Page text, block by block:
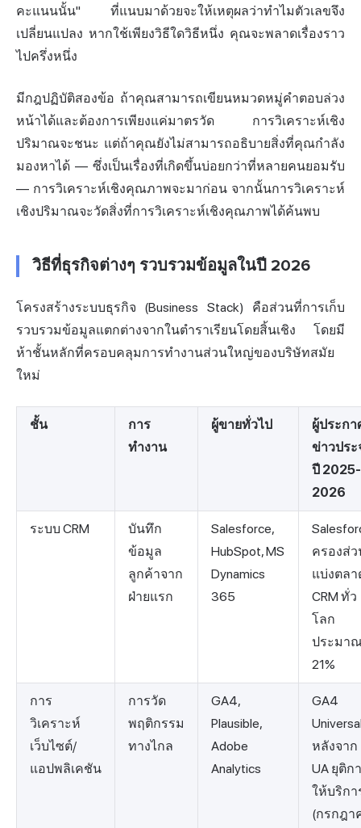
คะแนนนั้น" ที่แนบมาด้วยจะให้เหตุผลว่าทำไมตัวเลขจึง
เปลี่ยนแปลง หากใช้เพียงวิธีใดวิธีหนึ่ง คุณจะพลาดเรื่องราว
ไปครึ่งหนึ่ง
มีกฎปฏิบัติสองข้อ ถ้าคุณสามารถเขียนหมวดหมู่คำตอบล่วง
หน้าได้และต้องการเพียงแค่มาตรวัด การวิเคราะห์เชิง
ปริมาณจะชนะ แต่ถ้าคุณยังไม่สามารถอธิบายสิ่งที่คุณกำลัง
มองหาได้ — ซึ่งเป็นเรื่องที่เกิดขึ้นบ่อยกว่าที่หลายคนยอมรับ
— การวิเคราะห์เชิงคุณภาพจะมาก่อน จากนั้นการวิเคราะห์
เชิงปริมาณจะวัดสิ่งที่การวิเคราะห์เชิงคุณภาพได้ค้นพบ
วิธีที่ธุรกิจต่างๆ รวบรวมข้อมูลในปี 2026
โครงสร้างระบบธุรกิจ (Business Stack) คือส่วนที่การเก็บ
รวบรวมข้อมูลแตกต่างจากในตำราเรียนโดยสิ้นเชิง โดยมี
ห้าชั้นหลักที่ครอบคลุมการทำงานส่วนใหญ่ของบริษัทสมัย
ใหม่
ชั้น
การ
ทำงาน
ผู้ขายทั่วไป
ผู้ประกา
ข่าวประ
ปี 2025-
2026
ระบบ CRM
บันทึก
ข้อมูล
ลูกค้าจาก
ฝ่ายแรก
Salesforce,
HubSpot, MS
Dynamics
365
ครองส่
แบ่งตลา
CRM ทั่ว
โลก
ประมา
21%
การ
วิเคราะห์
เว็บไซต์/
แอปพลิเคชัน
การวัด
พฤติกรรม
ทางไกล
GA4,
Plausible,
Adobe
Analytics
GA4
หลังจาก
UA ยุติก
ให้บริกา
(กรกฎา